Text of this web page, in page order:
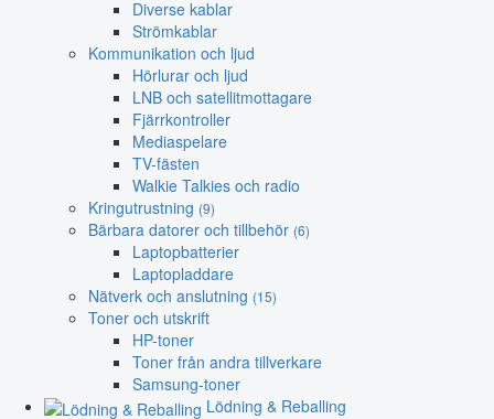
Diverse kablar
Strömkablar
Kommunikation och ljud
Hörlurar och ljud
LNB och satellitmottagare
Fjärrkontroller
Mediaspelare
TV-fästen
Walkie Talkies och radio
Kringutrustning (9)
Bärbara datorer och tillbehör (6)
Laptopbatterier
Laptopladdare
Nätverk och anslutning (15)
Toner och utskrift
HP-toner
Toner från andra tillverkare
Samsung-toner
Lödning & Reballing